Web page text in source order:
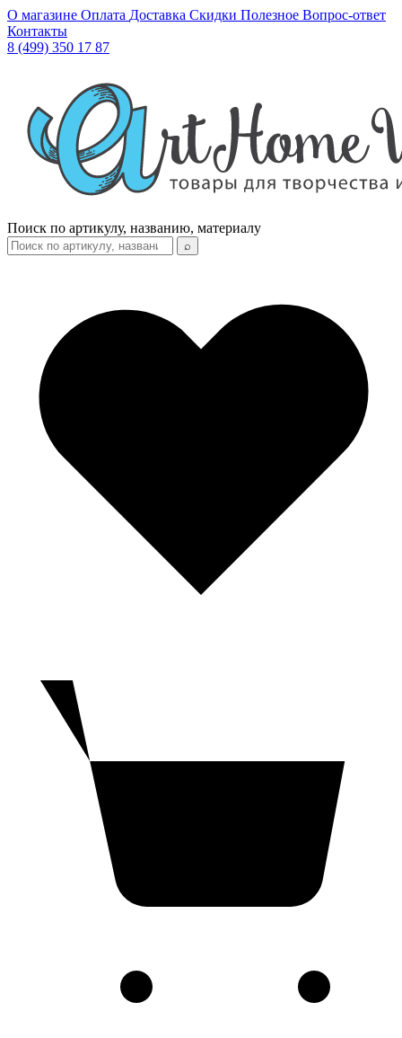
О магазине Оплата Доставка Скидки Полезное Вопрос-ответ
Контакты
8 (499) 350 17 87
Поиск по артикулу, названию, материалу
⌕